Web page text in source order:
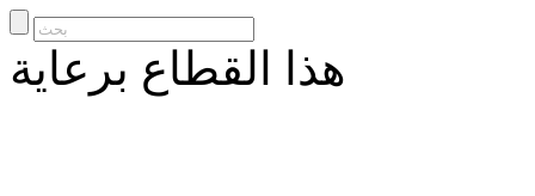
هذا القطاع برعاية